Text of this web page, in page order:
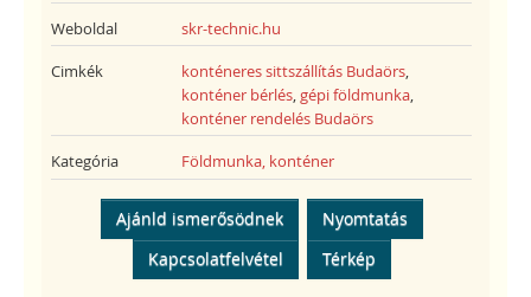
Weboldal skr-technic.hu
Cimkék konténeres sittszállítás Budaörs,
konténer bérlés,gépi földmunka,
konténer rendelés Budaörs
Kategória Földmunka, konténer
Ajánld ismerősödnek
Nyomtatás
Kapcsolatfelvétel
Térkép